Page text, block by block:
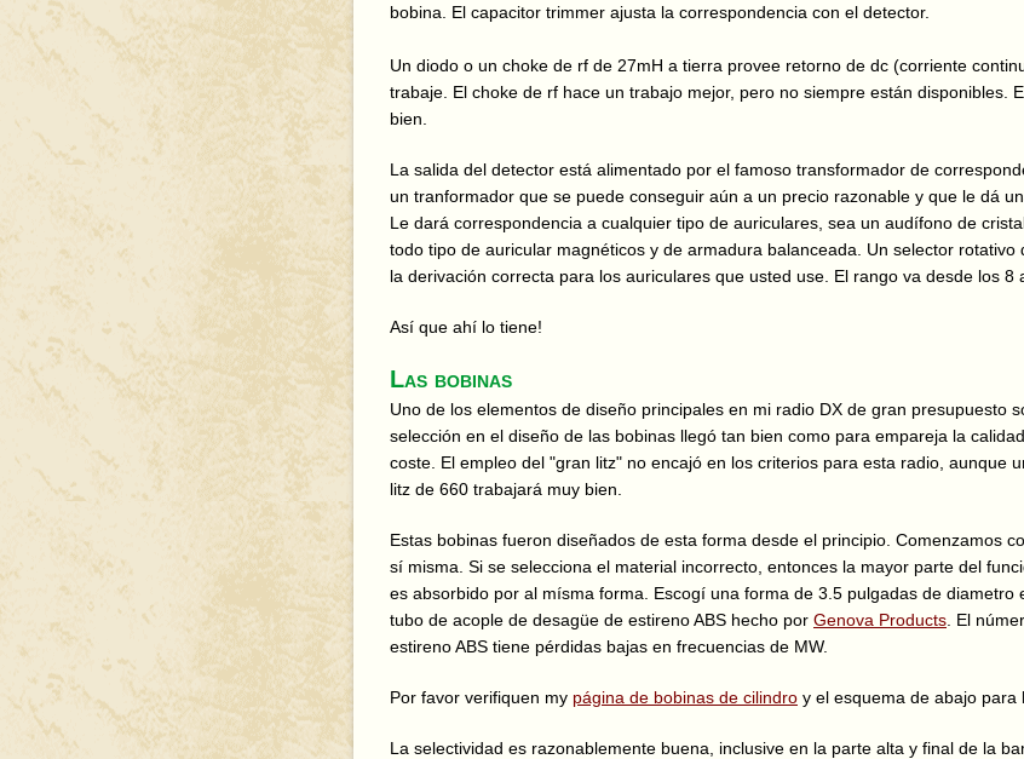
bobina. El capacitor trimmer ajusta la correspondencia con el detector.
Un diodo o un choke de rf de 27mH a tierra provee retorno de dc (corriente
trabaje. El choke de rf hace un trabajo mejor, pero no siempre están disponibles.
bien.
La salida del detector está alimentado por el famoso transformador de
un tranformador que se puede conseguir aún a un precio razonable y que le dá
Le dará correspondencia a cualquier tipo de auriculares, sea un audífono de
todo tipo de auricular magnéticos y de armadura balanceada. Un selector rotativo
la derivación correcta para los auriculares que usted use. El rango va desde los 8
Así que ahí lo tiene!
Las bobinas
Uno de los elementos de diseño principales en mi radio DX de gran presupuesto
selección en el diseño de las bobinas llegó tan bien como para empareja la
coste. El empleo del "gran litz" no encajó en los criterios para esta radio, aunque
litz de 660 trabajará muy bien.
Estas bobinas fueron diseñados de esta forma desde el principio. Comenzamos
sí misma. Si se selecciona el material incorrecto, entonces la mayor parte del
es absorbido por al mísma forma. Escogí una forma de 3.5 pulgadas de diametro
tubo de acople de desagüe de estireno ABS hecho por Genova Products . El
estireno ABS tiene pérdidas bajas en frecuencias de MW.
Por favor verifiquen my página de bobinas de cilindro y el esquema de abajo para
La selectividad es razonablemente buena, inclusive en la parte alta y final de la